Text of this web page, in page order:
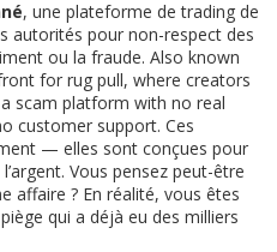
, une plateforme de trading de
autorités pour non-respect des
ou la fraude. Also known
for rug pull, where creators
scam platform with no real
customer support. Ces
— elles sont conçues pour
Vous pensez peut-être
affaire ? En réalité, vous êtes
qui a déjà eu des milliers